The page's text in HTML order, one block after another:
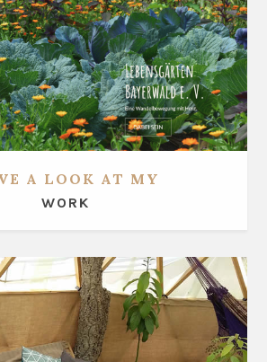
A LOOK AT MY
WORK